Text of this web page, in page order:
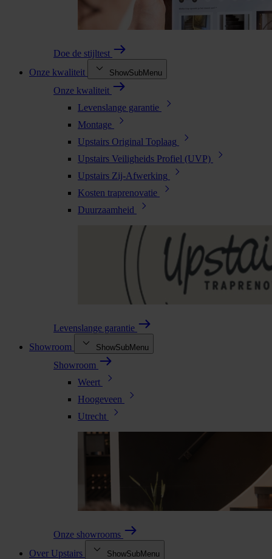
Doe de stijltest
Onze kwaliteit
ShowSubMenu
Onze kwaliteit
Levenslange garantie
Montage
Upstairs Original Toplaag
Upstairs Veiligheids Profiel (UVP)
Upstairs Zij-Afwerking
Kosten traprenovatie
Duurzaamheid
Levenslange garantie
Showroom
ShowSubMenu
Showroom
Weert
Hoogeveen
Utrecht
Onze showrooms
Over Upstairs
ShowSubMenu